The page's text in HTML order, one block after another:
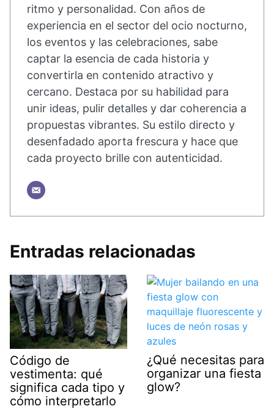
ritmo y personalidad. Con años de
experiencia en el sector del ocio nocturno,
los eventos y las celebraciones, sabe
captar la esencia de cada historia y
convertirla en contenido atractivo y
cercano. Destaca por su habilidad para
unir ideas, pulir detalles y dar coherencia a
propuestas vibrantes. Su estilo directo y
desenfadado aporta frescura y hace que
cada proyecto brille con autenticidad.
Entradas relacionadas
Código de
vestimenta: qué
significa cada tipo y
cómo interpretarlo
¿Qué necesitas para
organizar una fiesta
glow?